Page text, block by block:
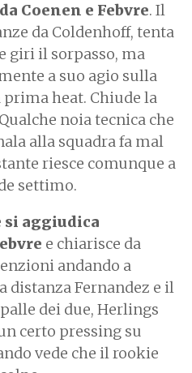
Coenen e Febvre. Il
da Coldenhoff, tenta
giri il sorpasso, ma
a suo agio sulla
heat. Chiude la
noia tecnica che
alla squadra fa mal
riesce comunque a
settimo.
si aggiudica
e chiarisce da
andando a
distanza Fernandez e il
dei due, Herlings
certo pressing su
vede che il rookie